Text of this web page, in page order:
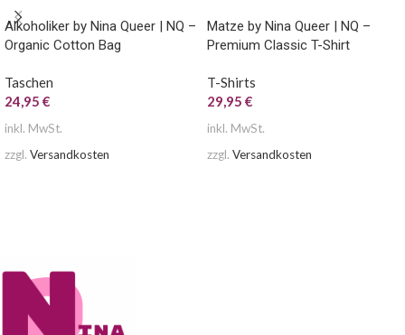
Alkoholiker by Nina Queer | NQ –
Organic Cotton Bag
Taschen
24,95 €
inkl. MwSt.
zzgl. Versandkosten
Matze by Nina Queer | NQ –
Premium Classic T-Shirt
T-Shirts
29,95 €
inkl. MwSt.
zzgl. Versandkosten